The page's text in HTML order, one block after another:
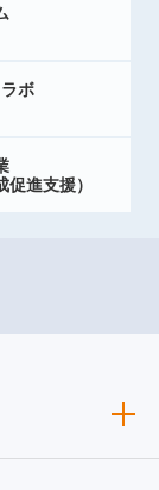
ボ
進支援）